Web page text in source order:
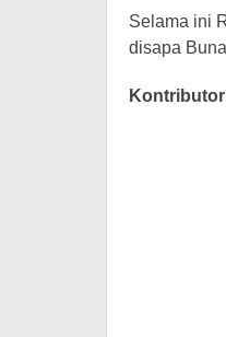
Selama ini
disapa